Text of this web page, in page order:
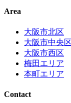
Area
大阪市北区
大阪市中央区
大阪市西区
梅田エリア
本町エリア
Contact